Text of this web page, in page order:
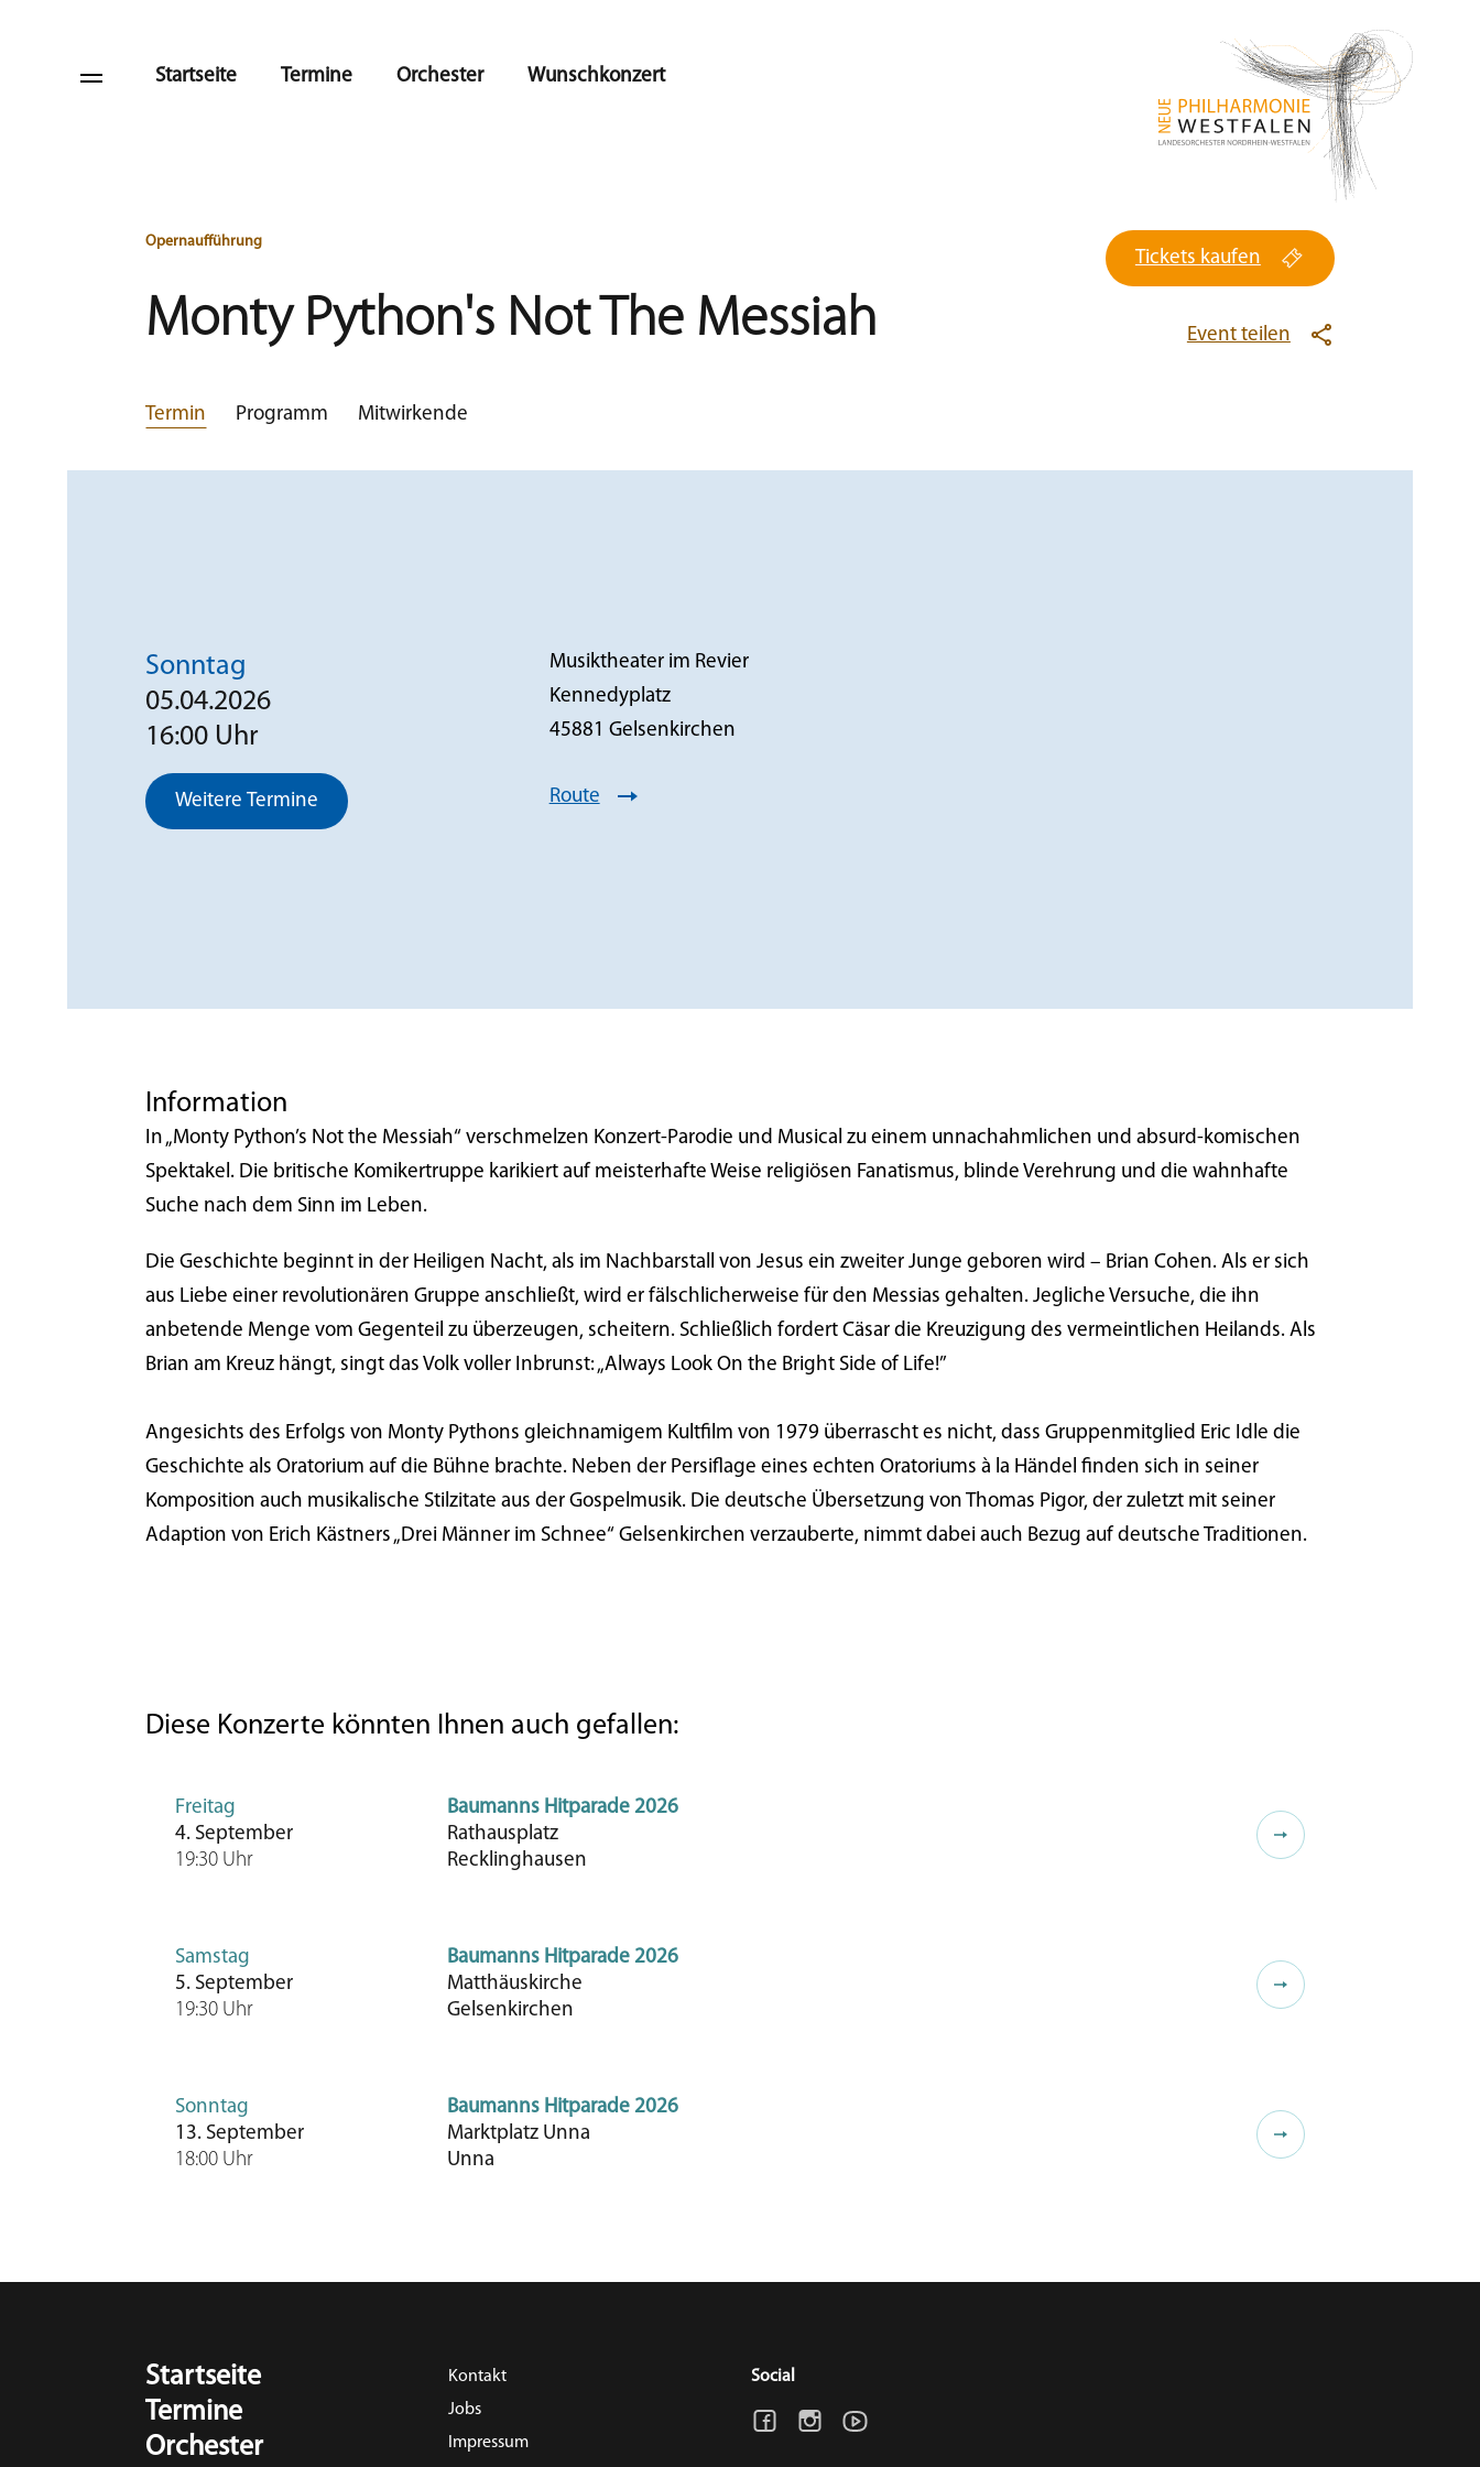
Startseite Termine Orchester Wunschkonzert
Opernaufführung
Monty Python's Not The Messiah
Tickets kaufen
Event teilen
Termin Programm Mitwirkende
Sonntag
05.04.2026
16:00 Uhr
Weitere Termine
Musiktheater im Revier
Kennedyplatz
45881 Gelsenkirchen
Route
Information
In „Monty Python’s Not the Messiah“ verschmelzen Konzert-Parodie und Musical zu einem unnachahmlichen und absurd-komischen
Spektakel. Die britische Komikertruppe karikiert auf meisterhafte Weise religiösen Fanatismus, blinde Verehrung und die wahnhafte
Suche nach dem Sinn im Leben.
Die Geschichte beginnt in der Heiligen Nacht, als im Nachbarstall von Jesus ein zweiter Junge geboren wird – Brian Cohen. Als er sich
aus Liebe einer revolutionären Gruppe anschließt, wird er fälschlicherweise für den Messias gehalten. Jegliche Versuche, die ihn
anbetende Menge vom Gegenteil zu überzeugen, scheitern. Schließlich fordert Cäsar die Kreuzigung des vermeintlichen Heilands. Als
Brian am Kreuz hängt, singt das Volk voller Inbrunst: „Always Look On the Bright Side of Life!”
Angesichts des Erfolgs von Monty Pythons gleichnamigem Kultfilm von 1979 überrascht es nicht, dass Gruppenmitglied Eric Idle die
Geschichte als Oratorium auf die Bühne brachte. Neben der Persiflage eines echten Oratoriums à la Händel finden sich in seiner
Komposition auch musikalische Stilzitate aus der Gospelmusik. Die deutsche Übersetzung von Thomas Pigor, der zuletzt mit seiner
Adaption von Erich Kästners „Drei Männer im Schnee“ Gelsenkirchen verzauberte, nimmt dabei auch Bezug auf deutsche Traditionen.
Diese Konzerte könnten Ihnen auch gefallen:
Freitag
4. September
19:30 Uhr
Baumanns Hitparade 2026
Rathausplatz
Recklinghausen
Samstag
5. September
19:30 Uhr
Baumanns Hitparade 2026
Matthäuskirche
Gelsenkirchen
Sonntag
13. September
18:00 Uhr
Baumanns Hitparade 2026
Marktplatz Unna
Unna
Startseite
Termine
Orchester
Kontakt
Jobs
Impressum
Social